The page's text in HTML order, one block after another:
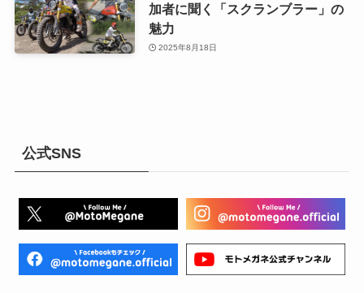
加者に聞く「スクランブラー」の
魅力
2025年8月18日
公式SNS